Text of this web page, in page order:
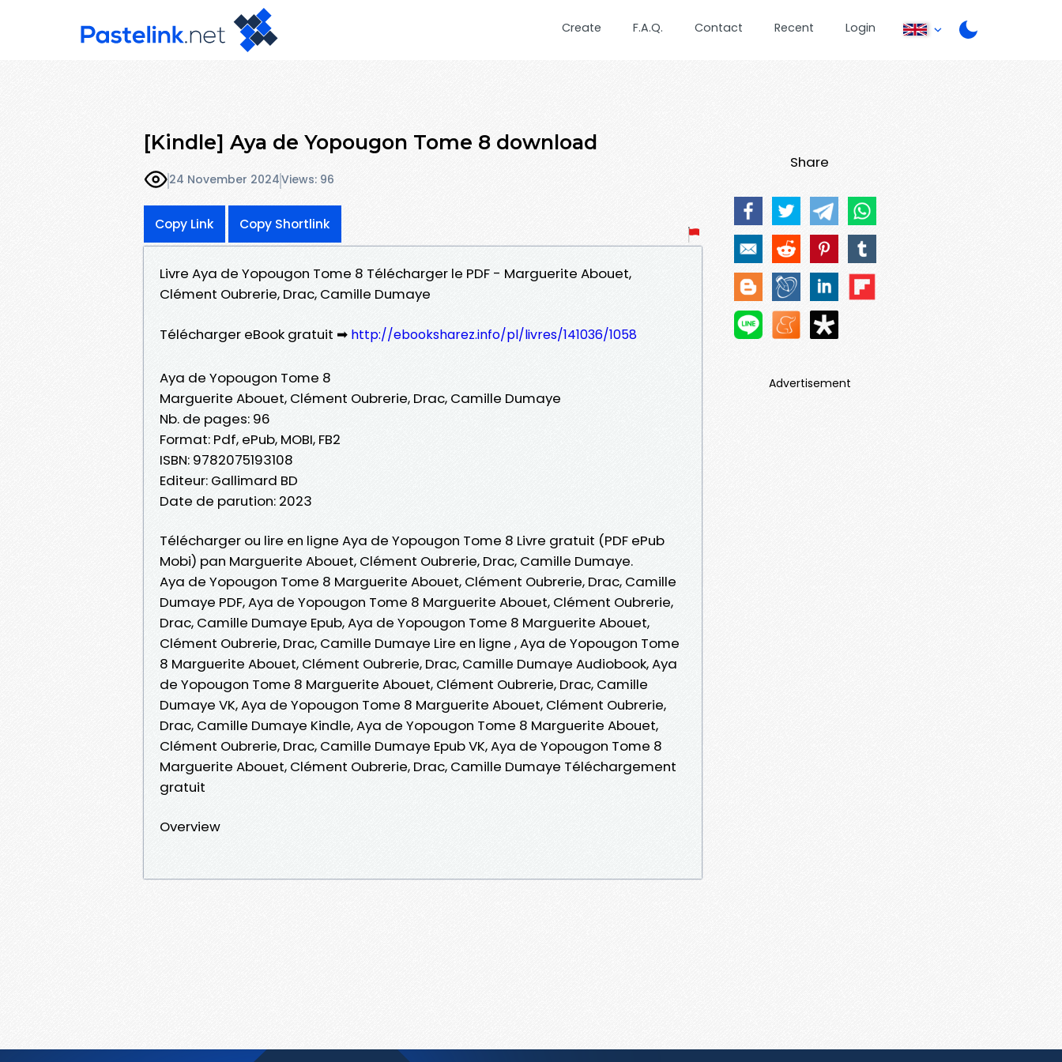
Create F.A.Q. Contact Recent Login
[Kindle] Aya de Yopougon Tome 8 download
24 November 2024Views: 96
Copy Link Copy Shortlink
Livre Aya de Yopougon Tome 8 Télécharger le PDF - Marguerite Abouet,
Clément Oubrerie, Drac, Camille Dumaye
Télécharger eBook gratuit ➡ http://ebooksharez.info/pl/livres/141036/1058
Aya de Yopougon Tome 8
Marguerite Abouet, Clément Oubrerie, Drac, Camille Dumaye
Nb. de pages: 96
Format: Pdf, ePub, MOBI, FB2
ISBN: 9782075193108
Editeur: Gallimard BD
Date de parution: 2023
Télécharger ou lire en ligne Aya de Yopougon Tome 8 Livre gratuit (PDF ePub
Mobi) pan Marguerite Abouet, Clément Oubrerie, Drac, Camille Dumaye.
Aya de Yopougon Tome 8 Marguerite Abouet, Clément Oubrerie, Drac, Camille
Dumaye PDF, Aya de Yopougon Tome 8 Marguerite Abouet, Clément Oubrerie,
Drac, Camille Dumaye Epub, Aya de Yopougon Tome 8 Marguerite Abouet,
Clément Oubrerie, Drac, Camille Dumaye Lire en ligne , Aya de Yopougon Tome
8 Marguerite Abouet, Clément Oubrerie, Drac, Camille Dumaye Audiobook, Aya
de Yopougon Tome 8 Marguerite Abouet, Clément Oubrerie, Drac, Camille
Dumaye VK, Aya de Yopougon Tome 8 Marguerite Abouet, Clément Oubrerie,
Drac, Camille Dumaye Kindle, Aya de Yopougon Tome 8 Marguerite Abouet,
Clément Oubrerie, Drac, Camille Dumaye Epub VK, Aya de Yopougon Tome 8
Marguerite Abouet, Clément Oubrerie, Drac, Camille Dumaye Téléchargement
gratuit
Overview
Share
Advertisement